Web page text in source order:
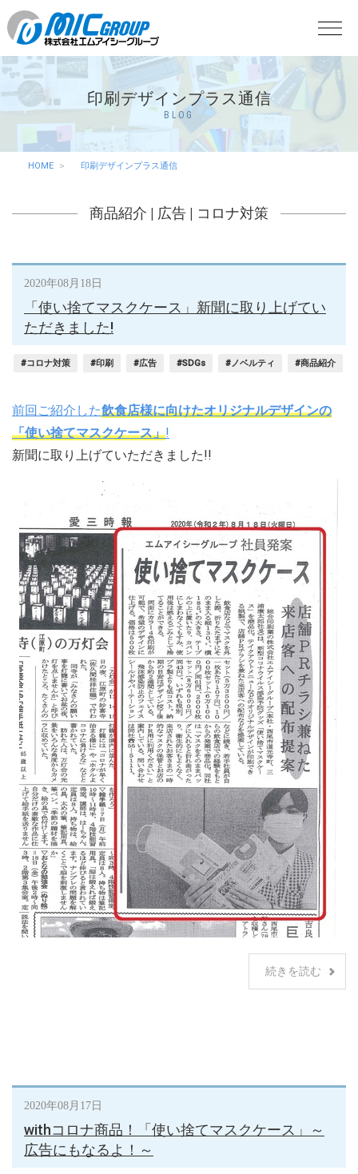
印刷デザインプラス通信
BLOG
HOME 印刷デザインプラス通信
商品紹介 | 広告 | コロナ対策
2020年08月18日
「使い捨てマスクケース」新聞に取り上げてい
ただきました!
#コロナ対策 #印刷 #広告 #SDGs #ノベルティ #商品紹介
前回ご紹介した飲食店様に向けたオリジナルデザインの
「使い捨てマスクケース」!
新聞に取り上げていただきました!!
続きを読む
2020年08月17日
withコロナ商品！「使い捨てマスクケース」～
広告にもなるよ！～